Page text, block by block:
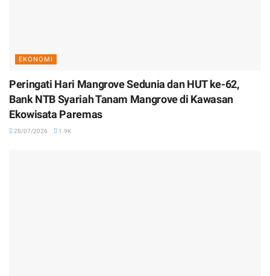
EKONOMI
Peringati Hari Mangrove Sedunia dan HUT ke-62,
Bank NTB Syariah Tanam Mangrove di Kawasan
Ekowisata Paremas
28/07/2026 1.9K